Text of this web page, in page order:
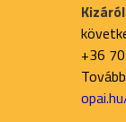
+36